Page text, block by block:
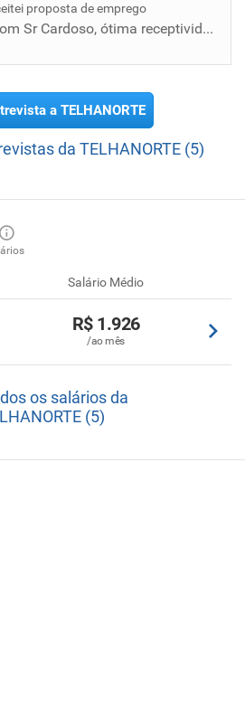
proposta de emprego
Foi loja de Santos, com Sr Cardoso, ótima receptividade , sai dali com certeza da contratação, entretanto meu CV foi segundo o RH da empresa...
a TELHANORTE
da TELHANORTE (5)
Salário Médio
R$ 1.926
/ao mês
os salários da
(5)